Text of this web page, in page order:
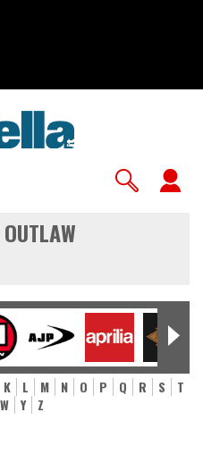
K L M N O P Q R S
T
W Y Z